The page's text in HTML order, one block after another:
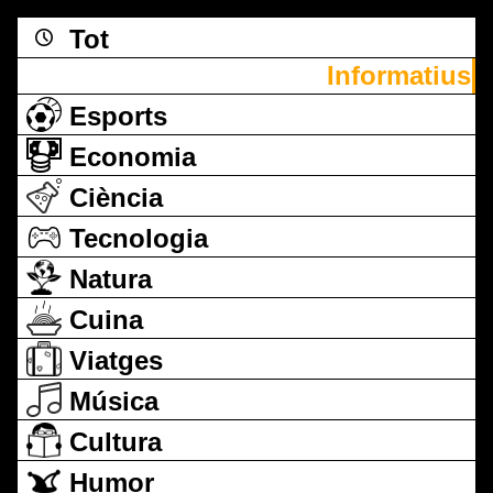
Tot
Informatius
Esports
Economia
Ciència
Tecnologia
Natura
Cuina
Viatges
Música
Cultura
Humor